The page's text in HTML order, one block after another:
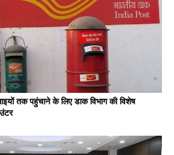
तक पहुंचाने के लिए डाक विभाग की विशेष